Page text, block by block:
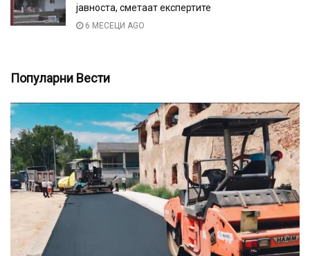
јавноста, сметаат експертите
6 МЕСЕЦИ AGO
Популарни Вести